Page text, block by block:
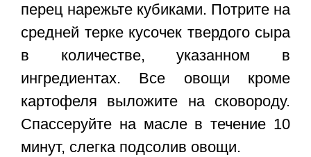
перец нарежьте кубиками. Потрите на
средней терке кусочек твердого сыра
в количестве, указанном в
ингредиентах. Все овощи кроме
картофеля выложите на сковороду.
Спассеруйте на масле в течение 10
минут, слегка подсолив овощи.